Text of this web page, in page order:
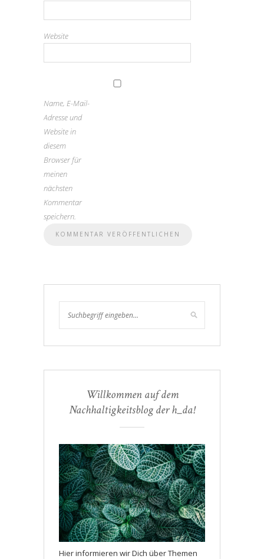
Website
Name, E-Mail-
Adresse und
Website in
diesem
Browser für
meinen
nächsten
Kommentar
speichern.
Willkommen auf dem
Nachhaltigkeitsblog der h_da!
Hier informieren wir Dich über Themen